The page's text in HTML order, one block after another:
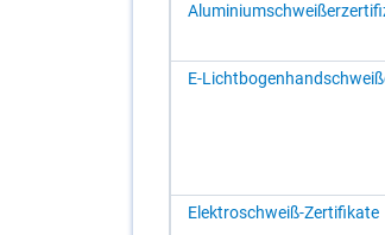
E-
Elektroschweiß-Zertifikate